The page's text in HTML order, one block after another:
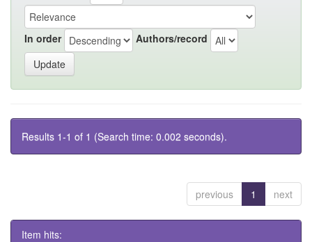
In order Authors/record
Results 1-1 of 1 (Search time: 0.002 seconds).
previous 1 next
Item hits: